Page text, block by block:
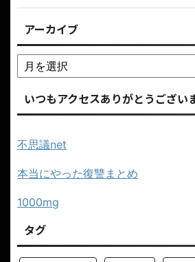
アーカイブ
いつもアクセスありがとうござい
不思議net
本当にやった復讐まとめ
1000mg
タグ